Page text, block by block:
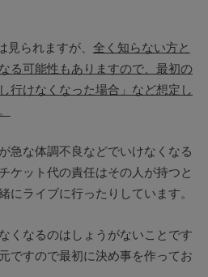
見られますが、 全く知らない方と
る可能性もありますので、最初の
行けなくなった場合」など想定し
急な体調不良などでいけなくなる
ケット代の責任はその人が持つと
にライブに行ったりしています。
くなるのはしょうがないことです
ですので最初に決め事を作ってお